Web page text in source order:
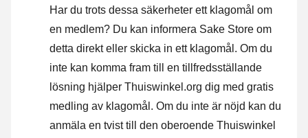
Har du trots dessa säkerheter ett klagomål om
en medlem? Du kan informera Sake Store om
detta direkt eller skicka in ett klagomål . Om du
inte kan komma fram till en tillfredsställande
lösning hjälper Thuiswinkel.org dig med gratis
medling av klagomål. Om du inte är nöjd kan du
anmäla en tvist till den oberoende Thuiswinkel